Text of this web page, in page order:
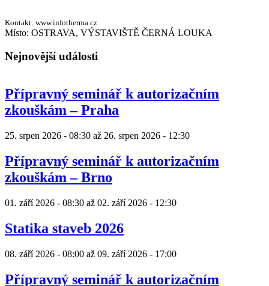
For those seeking high-quality entertainment and fair play, choosing
Casino online grants you instant access to a certified and licensed
gaming environment with incredible payouts. The site partners with
of table games and modern video slots available 24/7.
Kontakt: www.infotherma.cz
Místo: OSTRAVA, VÝSTAVIŠTĚ ČERNÁ LOUKA
Nejnovější události
Přípravný seminář k autorizačním
zkouškám – Praha
25. srpen 2026 - 08:30 až 26. srpen 2026 - 12:30
Přípravný seminář k autorizačním
zkouškám – Brno
01. září 2026 - 08:30 až 02. září 2026 - 12:30
Statika staveb 2026
08. září 2026 - 08:00 až 09. září 2026 - 17:00
Přípravný seminář k autorizačním